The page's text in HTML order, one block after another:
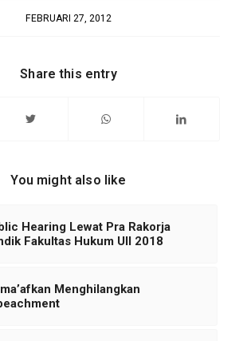
FEBRUARI 27, 2012
Share this entry
You might also like
Hearing Lewat Pra Rakorja
Fakultas Hukum UII 2018
Menghilangkan